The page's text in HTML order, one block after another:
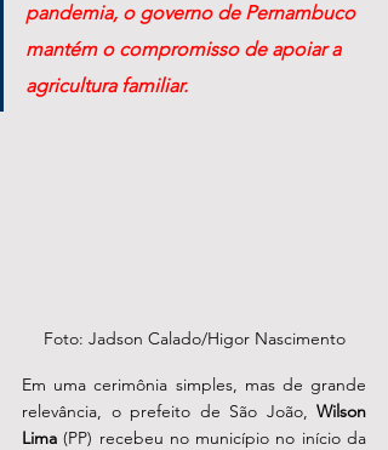
pandemia, o governo de Pernambuco
mantém o compromisso de apoiar a
agricultura familiar.
Foto: Jadson Calado/Higor Nascimento
Em uma cerimônia simples, mas de grande
relevância, o prefeito de São João, Wilson
Lima (PP) recebeu no município no início da